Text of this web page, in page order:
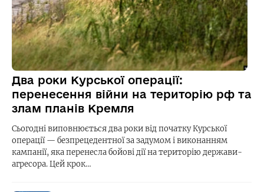
Два роки Курської операції:
перенесення війни на територію рф та
злам планів Кремля
Сьогодні виповнюється два роки від початку Курської
операції — безпрецедентної за задумом і виконанням
кампанії, яка перенесла бойові дії на територію держави-
агресора. Цей крок…